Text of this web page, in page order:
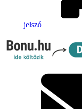
jelszó